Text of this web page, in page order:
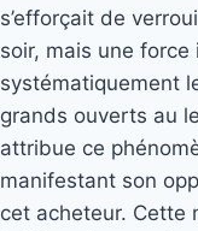
s’efforçait de
soir, mais une
systématiquement
grands ouverts au
attribue ce
manifestant son
cet acheteur. Cette